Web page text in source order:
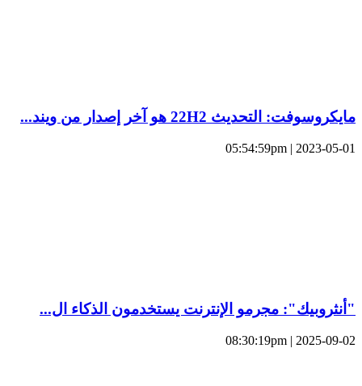
مايكروسوفت: التحديث 22H2 هو آخر إصدار من ويند...
2023-05-01 | 05:54:59pm
"أنثروبيك": مجرمو الإنترنت يستخدمون الذكاء ال...
2025-09-02 | 08:30:19pm